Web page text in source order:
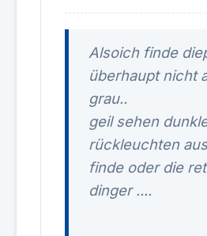
Alsoich finde
überhaupt nicht
grau..
geil sehen
rückleuchten
finde oder die
dinger ....